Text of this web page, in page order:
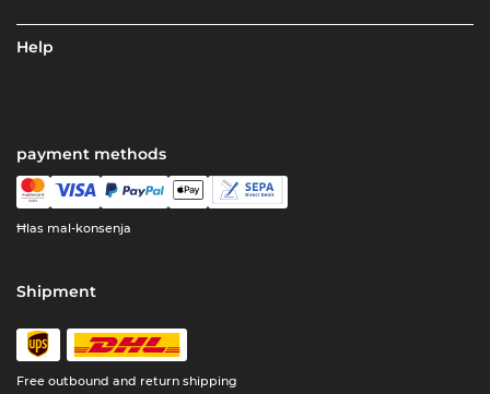
Help
payment methods
Ħlas mal-konsenja
Shipment
Free outbound and return shipping